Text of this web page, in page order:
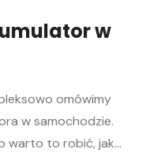
w
omówimy
w samochodzie.
warto to robić, jak